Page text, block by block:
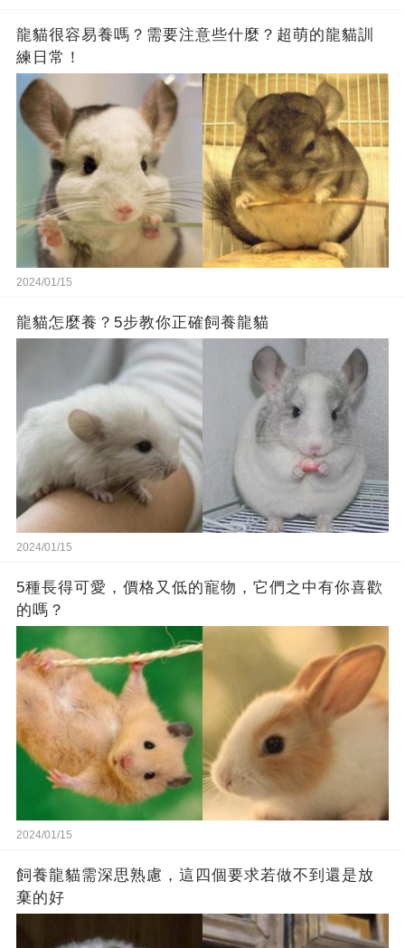
龍貓很容易養嗎？需要注意些什麼？超萌的龍貓訓
練日常！
2024/01/15
龍貓怎麼養？5步教你正確飼養龍貓
2024/01/15
5種長得可愛，價格又低的寵物，它們之中有你喜歡
的嗎？
2024/01/15
飼養龍貓需深思熟慮，這四個要求若做不到還是放
棄的好